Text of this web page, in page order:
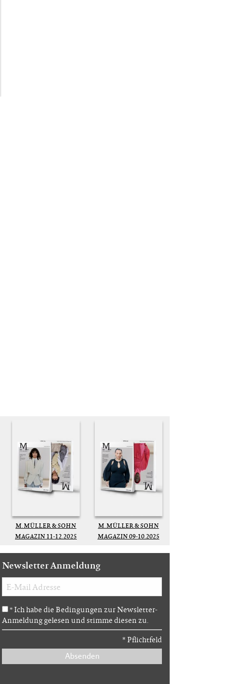
M. MÜLLER & SOHN
MAGAZIN 11-12.2025
M. MÜLLER & SOHN
MAGAZIN 09-10.2025
Newsletter Anmeldung
* Ich habe die Bedingungen zur Newsletter-
Anmeldung gelesen und stimme diesen zu.
* Pflichtfeld
Absenden